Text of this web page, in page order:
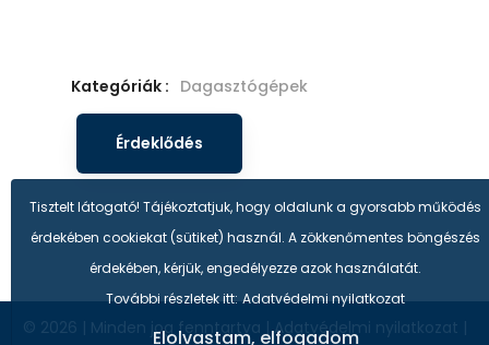
Tisztelt látogató! Tájékoztatjuk, hogy oldalunk a gyorsabb működés
érdekében cookiekat (sütiket) használ. A zökkenőmentes böngészés
érdekében, kérjük, engedélyezze azok használatát.
További részletek itt: Adatvédelmi nyilatkozat
Elolvastam, elfogadom
Kategóriák : Dagasztógépek
Érdeklődés
© 2026 | Minden jog fenntartva |Adatvédelmi nyilatkozat |